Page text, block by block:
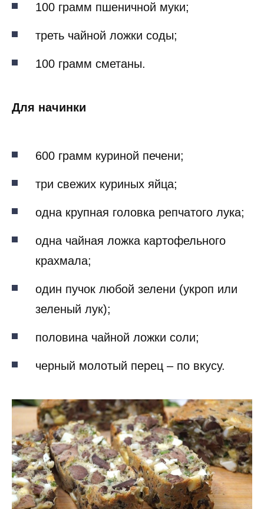
100 грамм пшеничной муки;
треть чайной ложки соды;
100 грамм сметаны.
Для начинки
600 грамм куриной печени;
три свежих куриных яйца;
одна крупная головка репчатого лука;
одна чайная ложка картофельного
крахмала;
один пучок любой зелени (укроп или
зеленый лук);
половина чайной ложки соли;
черный молотый перец – по вкусу.